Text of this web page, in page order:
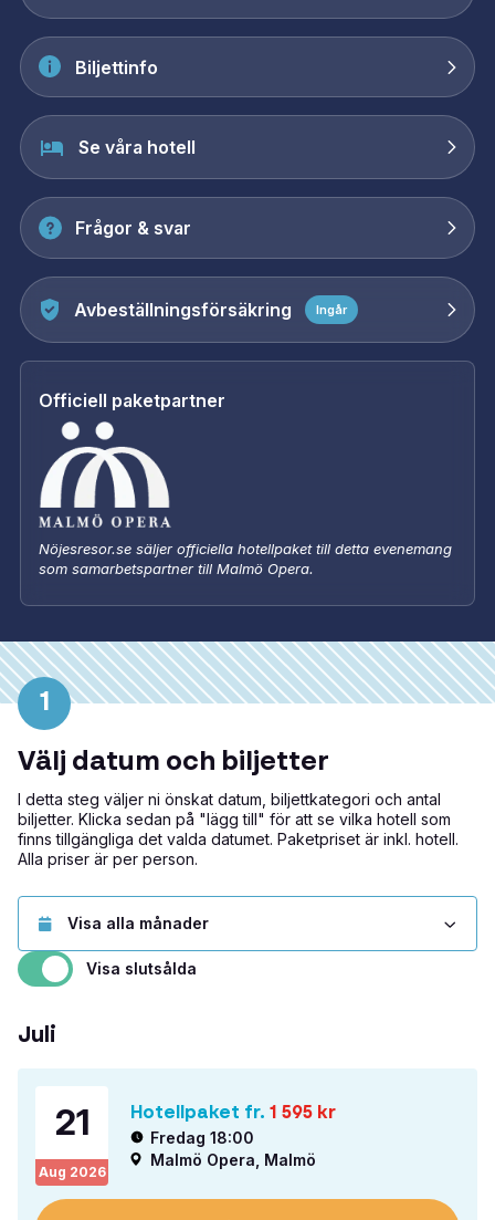
Biljettinfo
Se våra hotell
Frågor & svar
Avbeställningsförsäkring Ingår
Officiell paketpartner
Nöjesresor.se säljer officiella hotellpaket till detta evenemang
som samarbetspartner till Malmö Opera.
1
Välj datum och biljetter
I detta steg väljer ni önskat datum, biljettkategori och antal
biljetter. Klicka sedan på "lägg till" för att se vilka hotell som
finns tillgängliga det valda datumet. Paketpriset är inkl. hotell.
Alla priser är per person.
Visa slutsålda
Juli
21
Aug 2026
Hotellpaket fr. 1 595 kr
Fredag 18:00
Malmö Opera, Malmö